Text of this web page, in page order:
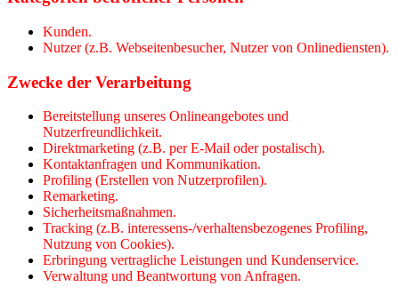
Kunden.
Nutzer (z.B. Webseitenbesucher, Nutzer von Onlinediensten).
Zwecke der Verarbeitung
Bereitstellung unseres Onlineangebotes und
Nutzerfreundlichkeit.
Direktmarketing (z.B. per E-Mail oder postalisch).
Kontaktanfragen und Kommunikation.
Profiling (Erstellen von Nutzerprofilen).
Remarketing.
Sicherheitsmaßnahmen.
Tracking (z.B. interessens-/verhaltensbezogenes Profiling,
Nutzung von Cookies).
Erbringung vertragliche Leistungen und Kundenservice.
Verwaltung und Beantwortung von Anfragen.